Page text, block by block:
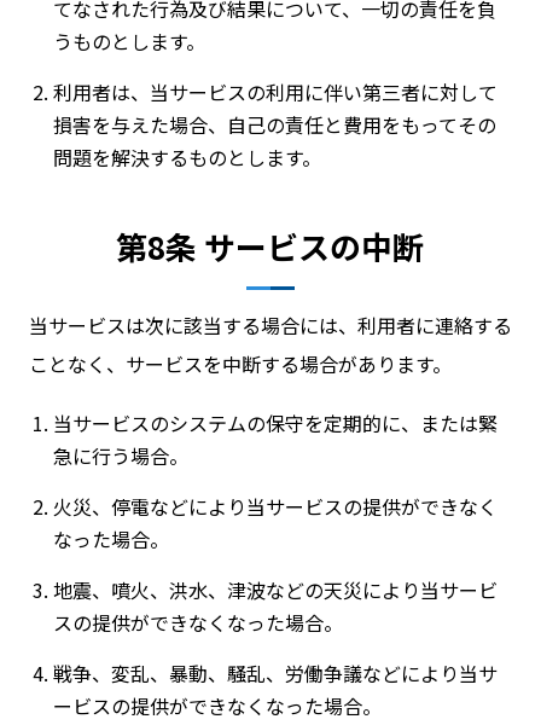
てなされた行為及び結果について、一切の責任を負
うものとします。
利用者は、当サービスの利用に伴い第三者に対して
損害を与えた場合、自己の責任と費用をもってその
問題を解決するものとします。
第8条 サービスの中断
当サービスは次に該当する場合には、利用者に連絡する
ことなく、サービスを中断する場合があります。
当サービスのシステムの保守を定期的に、または緊
急に行う場合。
火災、停電などにより当サービスの提供ができなく
なった場合。
地震、噴火、洪水、津波などの天災により当サービ
スの提供ができなくなった場合。
戦争、変乱、暴動、騒乱、労働争議などにより当サ
ービスの提供ができなくなった場合。